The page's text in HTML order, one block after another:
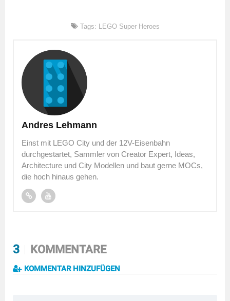
Tags: LEGO Super Heroes
Andres Lehmann
Einst mit LEGO City und der 12V-Eisenbahn
durchgestartet, Sammler von Creator Expert, Ideas,
Architecture und City Modellen und baut gerne MOCs,
die hoch hinaus gehen.
3 KOMMENTARE
KOMMENTAR HINZUFÜGEN